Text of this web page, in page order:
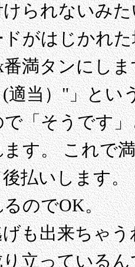
られないみ
がはじかれ
満タンにしま
(適当）"」とい
「そうです
す。 これで
払いします
のでOK。
も出来ちゃ
立っている